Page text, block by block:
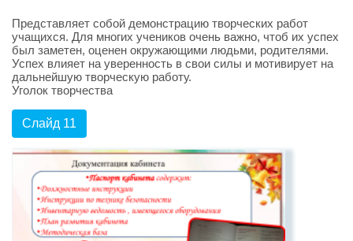
Представляет собой демонстрацию творческих работ
учащихся. Для многих учеников очень важно, чтоб их успех
был заметен, оценен окружающими людьми, родителями.
Успех влияет на уверенность в свои силы и мотивирует на
дальнейшую творческую работу.
Уголок творчества
Слайд 11